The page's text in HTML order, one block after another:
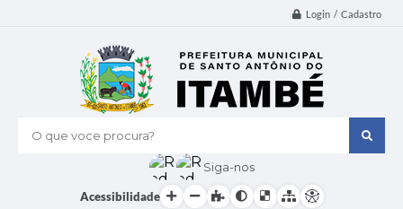
Login / Cadastro
O que voce procura?
Siga-nos
Acessibilidade